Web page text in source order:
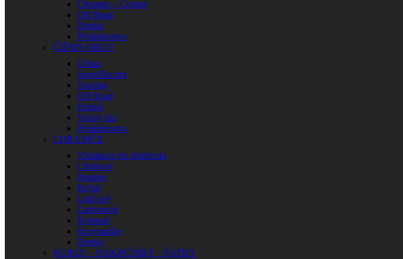
Chopper – Cruiser
Off Road
Detské
Príslušenstvo
ČIŽMY/OBUV
Urban
Sport/Racing
Touring
Off Road
Detské
Voľný čas
Príslušenstvo
CHRÁNIČE
Vkladacie do oblečenia
Chrbtové
Hrudné
Krčné
Lakťové
Ľadvinové
Kolenné
Korytnačky
Detské
KUKLY – NÁKRČNÍKY – ŠATKY